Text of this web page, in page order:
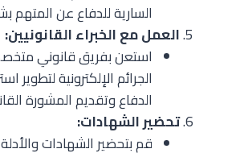
السارية للدفاع عن
العمل مع الخبراء القانونيين:
استعن بفريق قانوني
الجرائم الإلكترونية لتطوير
الدفاع وتقديم المشورة
تحضير الشهادات:
قم بتحضير الشهادات والأدلة